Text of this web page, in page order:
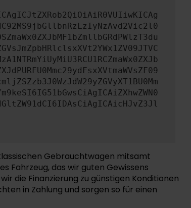
Gebrauchtwagen mitsamt
Fahrzeug, das wir guten Gewissens
die Finanzierung zu günstigen Konditionen
in Zahlung und sorgen so für einen